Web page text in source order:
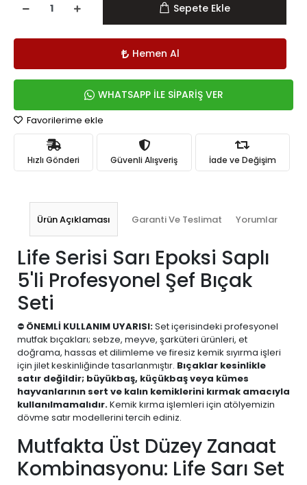
Sepete Ekle
Hemen Al
WHATSAPP İLE SİPARİŞ VER
Favorilerime ekle
Hızlı Gönderi Güvenli Alışveriş İade ve Değişim
Ürün Açıklaması Garanti Ve Teslimat Yorumlar
Life Serisi Sarı Epoksi Saplı
5'li Profesyonel Şef Bıçak
Seti
⛔ ÖNEMLİ KULLANIM UYARISI:Set içerisindeki profesyonel
mutfak bıçakları; sebze, meyve, şarküteri ürünleri, et
doğrama, hassas et dilimleme ve firesiz kemik sıyırma işleri
için jilet keskinliğinde tasarlanmıştır. Bıçaklar kesinlikle
satır değildir; büyükbaş, küçükbaş veya kümes
hayvanlarının sert ve kalın kemiklerini kırmak amacıyla
kullanılmamalıdır.Kemik kırma işlemleri için atölyemizin
dövme satır modellerini tercih ediniz.
Mutfakta Üst Düzey Zanaat
Kombinasyonu: Life Sarı Set